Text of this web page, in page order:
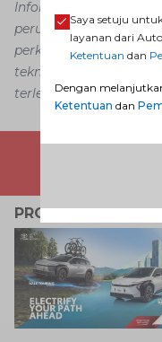
Informasi dalam
perubahan dan
perkembangan,
teknologi, dan
terlebih dahulu.
PROMO TERKAIT
Saya setuju
layanan dari
Ketentuan dan
Dengan
Ketentuan dan